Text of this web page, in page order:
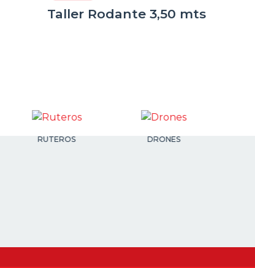
Taller Rodante 3,50 mts
RUTEROS
DRONES